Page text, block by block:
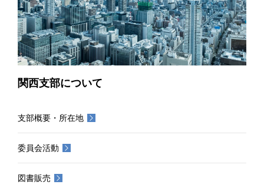
関西支部について
支部概要・所在地
委員会活動
図書販売